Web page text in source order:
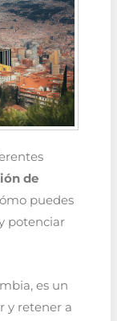
de
puedes
potenciar
es un
y retener a